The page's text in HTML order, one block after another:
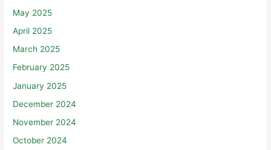
May 2025
April 2025
March 2025
February 2025
January 2025
December 2024
November 2024
October 2024